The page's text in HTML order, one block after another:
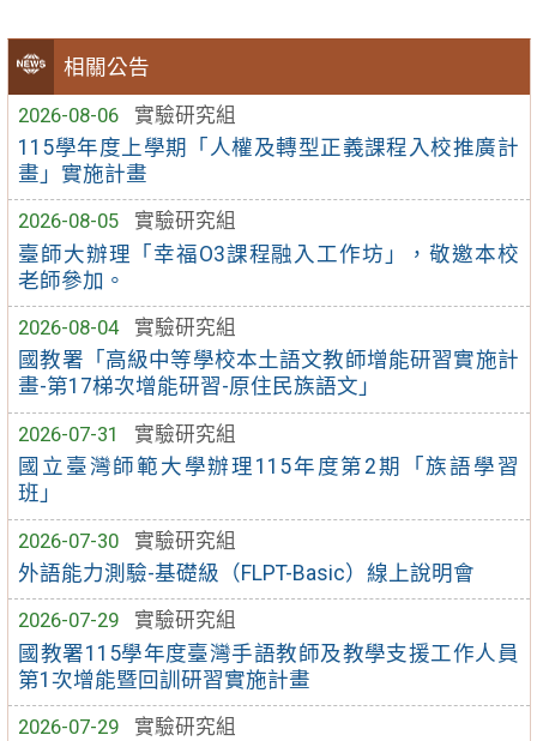
相關公告
2026-08-06
實驗研究組
115學年度上學期「人權及轉型正義課程入校推廣計
畫」實施計畫
2026-08-05
實驗研究組
臺師大辦理「幸福O3課程融入工作坊」，敬邀本校
老師參加。
2026-08-04
實驗研究組
國教署「高級中等學校本土語文教師增能研習實施計
畫-第17梯次增能研習-原住民族語文」
2026-07-31
實驗研究組
國立臺灣師範大學辦理115年度第2期「族語學習
班」
2026-07-30
實驗研究組
外語能力測驗-基礎級（FLPT-Basic）線上說明會
2026-07-29
實驗研究組
國教署115學年度臺灣手語教師及教學支援工作人員
第1次增能暨回訓研習實施計畫
2026-07-29
實驗研究組